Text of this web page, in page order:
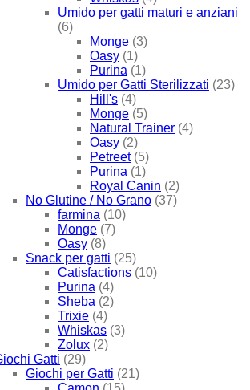
Umido per gatti maturi e anziani
(6)
Monge (3)
Oasy (1)
Purina (1)
Umido per Gatti Sterilizzati (23)
Hill's (4)
Monge (5)
Natural Trainer (4)
Oasy (2)
Petreet (5)
Purina (1)
Royal Canin (2)
No Glutine / No Grano (37)
farmina (10)
Monge (7)
Oasy (8)
Snack per gatti (25)
Catisfactions (10)
Purina (4)
Sheba (2)
Trixie (4)
Whiskas (3)
Zolux (2)
Gatti (29)
Giochi per Gatti (21)